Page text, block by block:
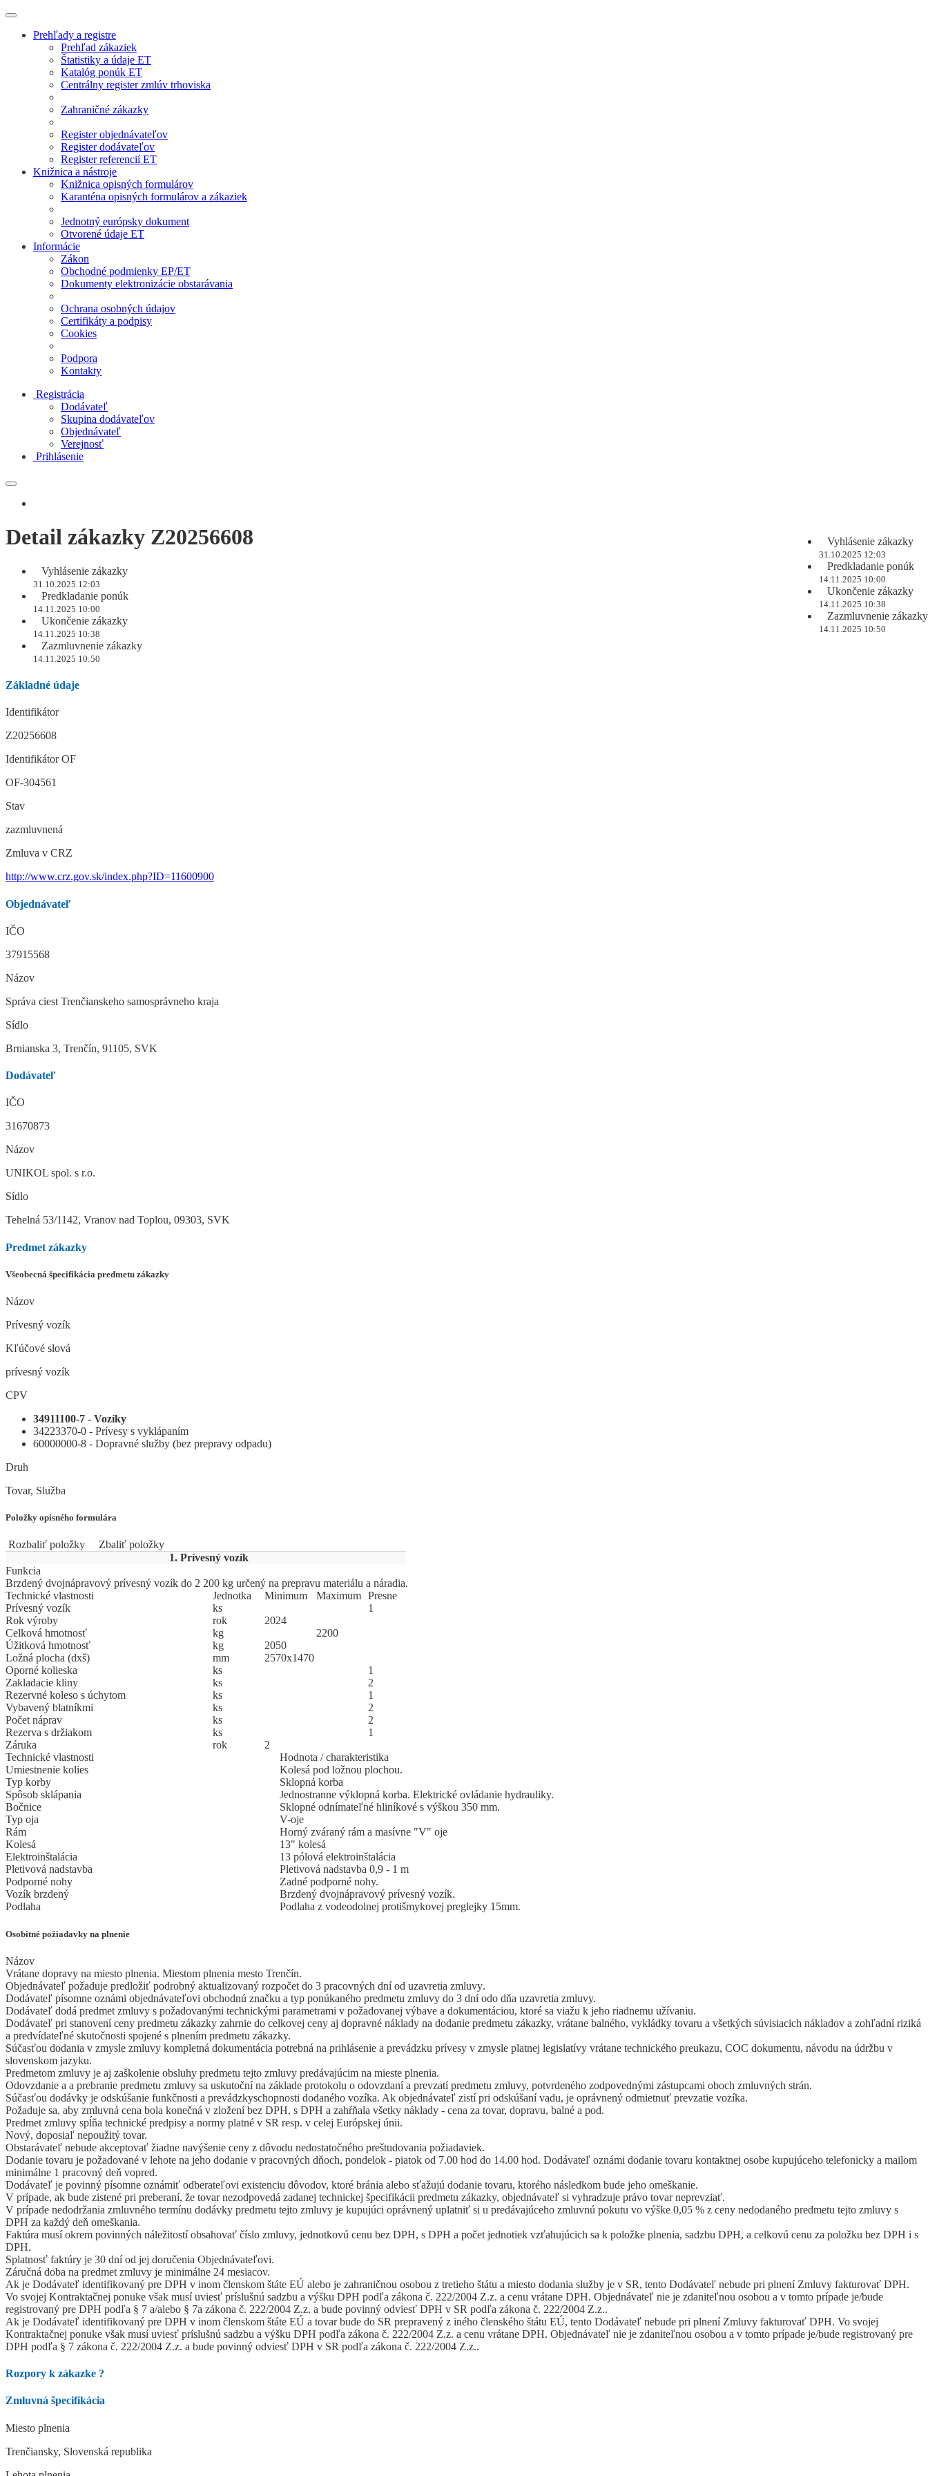
Prehľady a registre
Prehľad zákaziek
Štatistiky a údaje ET
Katalóg ponúk ET
Centrálny register zmlúv trhoviska
Zahraničné zákazky
Register objednávateľov
Register dodávateľov
Register referencií ET
Knižnica a nástroje
Knižnica opisných formulárov
Karanténa opisných formulárov a zákaziek
Jednotný európsky dokument
Otvorené údaje ET
Informácie
Zákon
Obchodné podmienky EP/ET
Dokumenty elektronizácie obstarávania
Ochrana osobných údajov
Certifikáty a podpisy
Cookies
Podpora
Kontakty
Registrácia
Dodávateľ
Skupina dodávateľov
Objednávateľ
Verejnosť
Prihlásenie
Vyhlásenie zákazky
31.10.2025 12:03
Predkladanie ponúk
14.11.2025 10:00
Ukončenie zákazky
14.11.2025 10:38
Zazmluvnenie zákazky
14.11.2025 10:50
Detail zákazky Z20256608
Vyhlásenie zákazky
31.10.2025 12:03
Predkladanie ponúk
14.11.2025 10:00
Ukončenie zákazky
14.11.2025 10:38
Zazmluvnenie zákazky
14.11.2025 10:50
Základné údaje
Identifikátor
Z20256608
Identifikátor OF
OF-304561
Stav
zazmluvnená
Zmluva v CRZ
http://www.crz.gov.sk/index.php?ID=11600900
Objednávateľ
IČO
37915568
Názov
Správa ciest Trenčianskeho samosprávneho kraja
Sídlo
Brnianska 3, Trenčín, 91105, SVK
Dodávateľ
IČO
31670873
Názov
UNIKOL spol. s r.o.
Sídlo
Tehelná 53/1142, Vranov nad Toplou, 09303, SVK
Predmet zákazky
Všeobecná špecifikácia predmetu zákazky
Názov
Prívesný vozík
Kľúčové slová
prívesný vozík
CPV
34911100-7 - Vozíky
34223370-0 - Prívesy s vyklápaním
60000000-8 - Dopravné služby (bez prepravy odpadu)
Druh
Tovar, Služba
Položky opisného formulára
Rozbaliť položky
Zbaliť položky
1. Prívesný vozík
Funkcia
Brzdený dvojnápravový prívesný vozík do 2 200 kg určený na prepravu materiálu a náradia.
Technické vlastnosti
Jed­not­ka Mi­ni­mum Ma­xi­mum Pres­ne
Prívesný vozík
ks
1
Rok výroby
rok
2024
Celková hmotnosť
kg
2200
Úžitková hmotnosť
kg
2050
Ložná plocha (dxš)
mm
2570x1470
Oporné kolieska
ks
1
Zakladacie kliny
ks
2
Rezervné koleso s úchytom
ks
1
Vybavený blatníkmi
ks
2
Počet náprav
ks
2
Rezerva s držiakom
ks
1
Záruka
rok
2
Technické vlastnosti
Hodnota / charakteristika
Umiestnenie kolies
Kolesá pod ložnou plochou.
Typ korby
Sklopná korba
Spôsob sklápania
Jednostranne výklopná korba. Elektrické ovládanie hydrauliky.
Bočnice
Sklopné odnímateľné hliníkové s výškou 350 mm.
Typ oja
V-oje
Rám
Horný zváraný rám a masívne "V" oje
Kolesá
13" kolesá
Elektroinštalácia
13 pólová elektroinštalácia
Pletivová nadstavba
Pletivová nadstavba 0,9 - 1 m
Podporné nohy
Zadné podporné nohy.
Vozík brzdený
Brzdený dvojnápravový prívesný vozík.
Podlaha
Podlaha z vodeodolnej protišmykovej preglejky 15mm.
Osobitné požiadavky na plnenie
Názov
Vrátane dopravy na miesto plnenia. Miestom plnenia mesto Trenčín.
Objednávateľ požaduje predložiť podrobný aktualizovaný rozpočet do 3 pracovných dní od uzavretia zmluvy.
Dodávateľ písomne oznámi objednávateľovi obchodnú značku a typ ponúkaného predmetu zmluvy do 3 dní odo dňa uzavretia zmluvy.
Dodávateľ dodá predmet zmluvy s požadovanými technickými parametrami v požadovanej výbave a dokumentáciou, ktoré sa viažu k jeho riadnemu užívaniu.
Dodávateľ pri stanovení ceny predmetu zákazky zahrnie do celkovej ceny aj dopravné náklady na dodanie predmetu zákazky, vrátane balného, vykládky tovaru a všetkých súvisiacich nákladov a zohľadní riziká
a predvídateľné skutočnosti spojené s plnením predmetu zákazky.
Súčasťou dodania v zmysle zmluvy kompletná dokumentácia potrebná na prihlásenie a prevádzku prívesy v zmysle platnej legislatívy vrátane technického preukazu, COC dokumentu, návodu na údržbu v
slovenskom jazyku.
Predmetom zmluvy je aj zaškolenie obsluhy predmetu tejto zmluvy predávajúcim na mieste plnenia.
Odovzdanie a a prebranie predmetu zmluvy sa uskutoční na základe protokolu o odovzdaní a prevzatí predmetu zmluvy, potvrdeného zodpovednými zástupcami oboch zmluvných strán.
Súčasťou dodávky je odskúšanie funkčnosti a prevádzkyschopnosti dodaného vozíka. Ak objednávateľ zistí pri odskúšaní vadu, je oprávnený odmietnuť prevzatie vozíka.
Požaduje sa, aby zmluvná cena bola konečná v zložení bez DPH, s DPH a zahŕňala všetky náklady - cena za tovar, dopravu, balné a pod.
Predmet zmluvy spĺňa technické predpisy a normy platné v SR resp. v celej Európskej únii.
Nový, doposiaľ nepoužitý tovar.
Obstarávateľ nebude akceptovať žiadne navýšenie ceny z dôvodu nedostatočného preštudovania požiadaviek.
Dodanie tovaru je požadované v lehote na jeho dodanie v pracovných dňoch, pondelok - piatok od 7.00 hod do 14.00 hod. Dodávateľ oznámi dodanie tovaru kontaktnej osobe kupujúceho telefonicky a mailom
minimálne 1 pracovný deň vopred.
Dodávateľ je povinný písomne oznámiť odberateľovi existenciu dôvodov, ktoré bránia alebo sťažujú dodanie tovaru, ktorého následkom bude jeho omeškanie.
V prípade, ak bude zistené pri preberaní, že tovar nezodpovedá zadanej technickej špecifikácii predmetu zákazky, objednávateľ si vyhradzuje právo tovar neprevziať.
V prípade nedodržania zmluvného termínu dodávky predmetu tejto zmluvy je kupujúci oprávnený uplatniť si u predávajúceho zmluvnú pokutu vo výške 0,05 % z ceny nedodaného predmetu tejto zmluvy s
DPH za každý deň omeškania.
Faktúra musí okrem povinných náležitostí obsahovať číslo zmluvy, jednotkovú cenu bez DPH, s DPH a počet jednotiek vzťahujúcich sa k položke plnenia, sadzbu DPH, a celkovú cenu za položku bez DPH i s
DPH.
Splatnosť faktúry je 30 dní od jej doručenia Objednávateľovi.
Záručná doba na predmet zmluvy je minimálne 24 mesiacov.
Ak je Dodávateľ identifikovaný pre DPH v inom členskom štáte EÚ alebo je zahraničnou osobou z tretieho štátu a miesto dodania služby je v SR, tento Dodávateľ nebude pri plnení Zmluvy fakturovať DPH.
Vo svojej Kontraktačnej ponuke však musí uviesť príslušnú sadzbu a výšku DPH podľa zákona č. 222/2004 Z.z. a cenu vrátane DPH. Objednávateľ nie je zdaniteľnou osobou a v tomto prípade je/bude
registrovaný pre DPH podľa § 7 a/alebo § 7a zákona č. 222/2004 Z.z. a bude povinný odviesť DPH v SR podľa zákona č. 222/2004 Z.z..
Ak je Dodávateľ identifikovaný pre DPH v inom členskom štáte EÚ a tovar bude do SR prepravený z iného členského štátu EÚ, tento Dodávateľ nebude pri plnení Zmluvy fakturovať DPH. Vo svojej
Kontraktačnej ponuke však musí uviesť príslušnú sadzbu a výšku DPH podľa zákona č. 222/2004 Z.z. a cenu vrátane DPH. Objednávateľ nie je zdaniteľnou osobou a v tomto prípade je/bude registrovaný pre
DPH podľa § 7 zákona č. 222/2004 Z.z. a bude povinný odviesť DPH v SR podľa zákona č. 222/2004 Z.z..
Rozpory k zákazke ?
Zmluvná špecifikácia
Miesto plnenia
Trenčiansky, Slovenská republika